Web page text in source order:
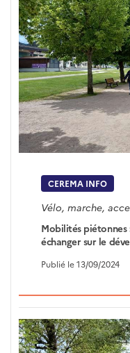
CEREMA INFO
Vélo, marche,
Mobilités
échanger sur le
Publié le 13/09/2024